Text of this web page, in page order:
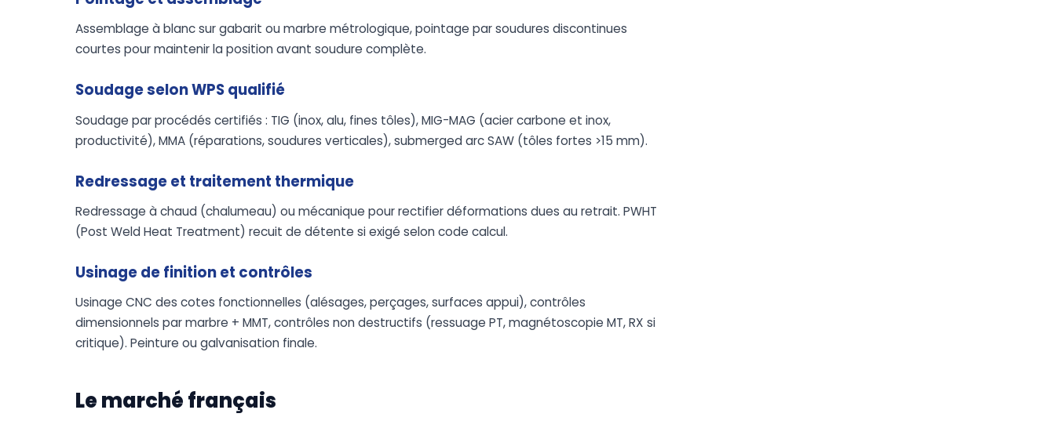
Assemblage à blanc sur gabarit ou marbre métrologique, pointage par soudures discontinues
courtes pour maintenir la position avant soudure complète.
Soudage selon WPS qualifié
Soudage par procédés certifiés : TIG (inox, alu, fines tôles), MIG-MAG (acier carbone et inox,
productivité), MMA (réparations, soudures verticales), submerged arc SAW (tôles fortes >15 mm).
Redressage et traitement thermique
Redressage à chaud (chalumeau) ou mécanique pour rectifier déformations dues au retrait. PWHT
(Post Weld Heat Treatment) recuit de détente si exigé selon code calcul.
Usinage de finition et contrôles
Usinage CNC des cotes fonctionnelles (alésages, perçages, surfaces appui), contrôles
dimensionnels par marbre + MMT, contrôles non destructifs (ressuage PT, magnétoscopie MT, RX si
critique). Peinture ou galvanisation finale.
Le marché français